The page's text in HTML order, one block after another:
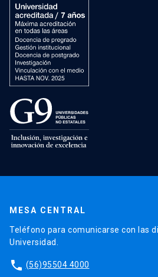
MESA CENTRAL
Teléfono para comunicarse con las
Universidad.
phone (56)95504 4000